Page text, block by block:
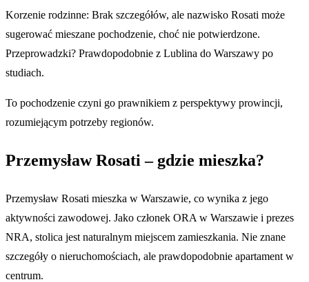
Korzenie rodzinne: Brak szczegółów, ale nazwisko Rosati może
sugerować mieszane pochodzenie, choć nie potwierdzone.
Przeprowadzki? Prawdopodobnie z Lublina do Warszawy po
studiach.
To pochodzenie czyni go prawnikiem z perspektywy prowincji,
rozumiejącym potrzeby regionów.
Przemysław Rosati – gdzie mieszka?
Przemysław Rosati mieszka w Warszawie, co wynika z jego
aktywności zawodowej. Jako członek ORA w Warszawie i prezes
NRA, stolica jest naturalnym miejscem zamieszkania. Nie znane
szczegóły o nieruchomościach, ale prawdopodobnie apartament w
centrum.